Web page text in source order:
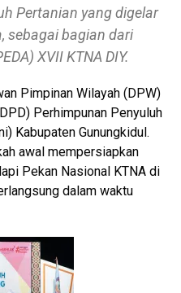
Pertanian yang digelar
sebagai bagian dari
XVII KTNA DIY.
Pimpinan Wilayah (DPW)
Perhimpunan Penyuluh
Kabupaten Gunungkidul.
awal mempersiapkan
Pekan Nasional KTNA di
dalam waktu